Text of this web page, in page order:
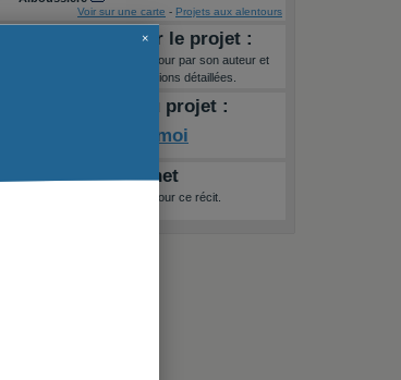
Voir sur une carte - Projets aux alentours
Informations sur le projet :
Ce récit n'a pas été mis à jour par son auteur et
ne bénéficie pas d'informations détaillées.
Constructeur du projet :
123 chez moi
Raccourci internet
Aucun raccourci internet pour ce récit.
×